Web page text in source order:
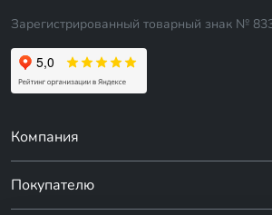
Зарегистрированный товарный знак №
Компания
Покупателю